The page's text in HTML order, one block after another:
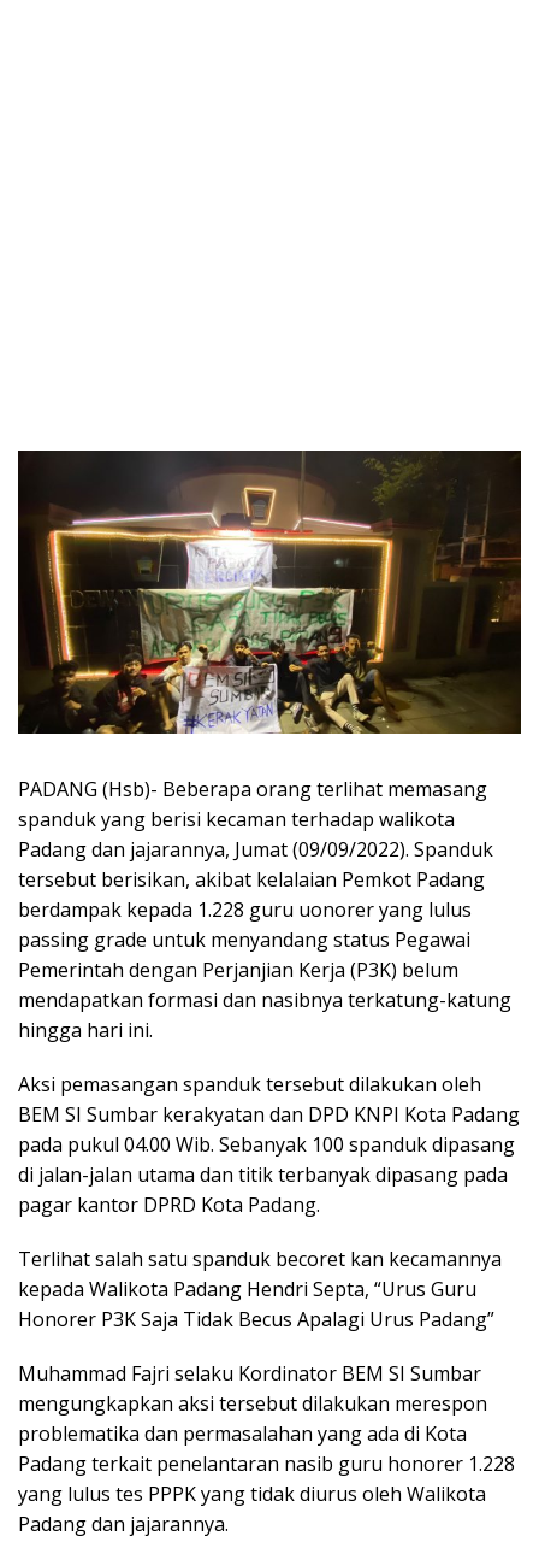
PADANG (Hsb)- Beberapa orang terlihat memasang
spanduk yang berisi kecaman terhadap walikota
Padang dan jajarannya, Jumat (09/09/2022). Spanduk
tersebut berisikan, akibat kelalaian Pemkot Padang
berdampak kepada 1.228 guru uonorer yang lulus
passing grade untuk menyandang status Pegawai
Pemerintah dengan Perjanjian Kerja (P3K) belum
mendapatkan formasi dan nasibnya terkatung-katung
hingga hari ini.
Aksi pemasangan spanduk tersebut dilakukan oleh
BEM SI Sumbar kerakyatan dan DPD KNPI Kota Padang
pada pukul 04.00 Wib. Sebanyak 100 spanduk dipasang
di jalan-jalan utama dan titik terbanyak dipasang pada
pagar kantor DPRD Kota Padang.
Terlihat salah satu spanduk becoret kan kecamannya
kepada Walikota Padang Hendri Septa, “Urus Guru
Honorer P3K Saja Tidak Becus Apalagi Urus Padang”
Muhammad Fajri selaku Kordinator BEM SI Sumbar
mengungkapkan aksi tersebut dilakukan merespon
problematika dan permasalahan yang ada di Kota
Padang terkait penelantaran nasib guru honorer 1.228
yang lulus tes PPPK yang tidak diurus oleh Walikota
Padang dan jajarannya.